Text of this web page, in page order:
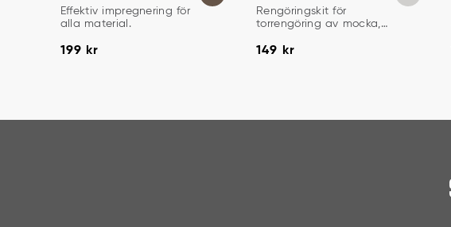
IMPREGNERING FÖR SKOR OCH KLÄDER
Effektiv impregnering för
alla material.
Pris :
199 kr
TORRENGÖRINGSKIT
Rengöringskit för
torrengöring av mocka,
Pris :
149 kr